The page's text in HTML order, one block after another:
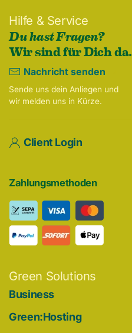
Hilfe & Service
Du hast Fragen?
Wir sind für Dich da.
Nachricht senden
Sende uns dein Anliegen und
wir melden uns in Kürze.
Client Login
Zahlungsmethoden
Green Solutions
Business
Green:Hosting